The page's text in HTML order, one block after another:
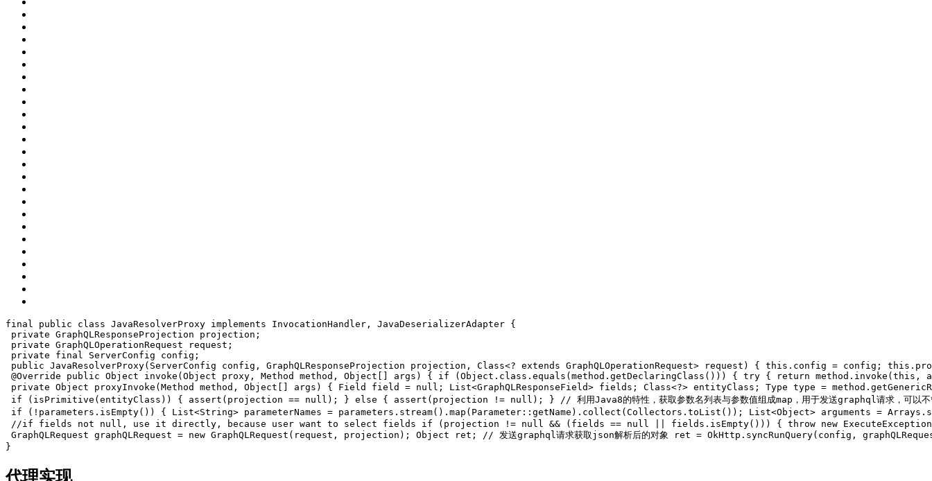
final public class JavaResolverProxy implements InvocationHandler, JavaDeserializerAdapter {
private GraphQLResponseProjection projection;
private GraphQLOperationRequest request;
private final ServerConfig config;
public JavaResolverProxy(ServerConfig config, GraphQLResponseProjection projection, Class<? extends GraphQLOperationRequest> request) { this .config = config; this
@Override
public Object invoke( Object proxy, Method method, Object [] args) { if ( Object .class.equals(method.getDeclaringClass())) { try { return method.invoke( this ,
private Object proxyInvoke(Method method, Object [] args) { Field field = null ; List<GraphQLResponseField> fields; Class<?> entityClass; Type type =
if (isPrimitive(entityClass)) { assert(projection == null ); } else { assert(projection != null ); }
// 利用Java8的特性，获取参数名列表与参数值组成map，用于发送graphql请求，可以不
if (!parameters.isEmpty()) { List<String> parameterNames = parameters.stream().map(Parameter::getName).collect(Collectors.toList()); List<Object> arguments =
//if fields not null, use it directly, because user want to select fields
if (projection != null && (fields == null || fields.isEmpty())) { throw new
GraphQLRequest graphQLRequest = new GraphQLRequest(request, projection); Object ret; // 发送graphql请求获取json解析后的对象 ret = OkHttp.syncRunQuery(config,
}
代理实现